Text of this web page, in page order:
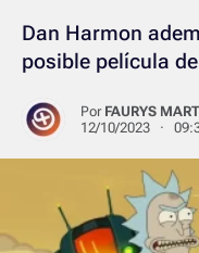
Dan Harmon
posible película
Por FAURYS
12/10/2023 ·